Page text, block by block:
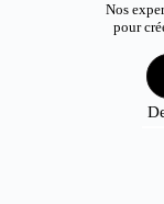
Nos
pour